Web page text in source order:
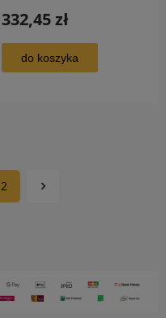
332,45 zł
do koszyka
2